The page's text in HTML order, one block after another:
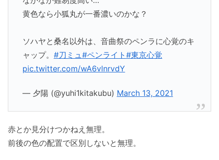
黄色なら小狐丸が一番濃いのかな？
ソハヤと桑名以外は、音曲祭のペンラに心覚のキ
ャップ。 #刀ミュ#ペンライト #東京心覚
pic.twitter.com/wA6vlnrvdY
— 夕陽 (@yuhi1kitakubu) March 13, 2021
赤とか見分けつかねえ無理。
前後の色の配置で区別しないと無理。